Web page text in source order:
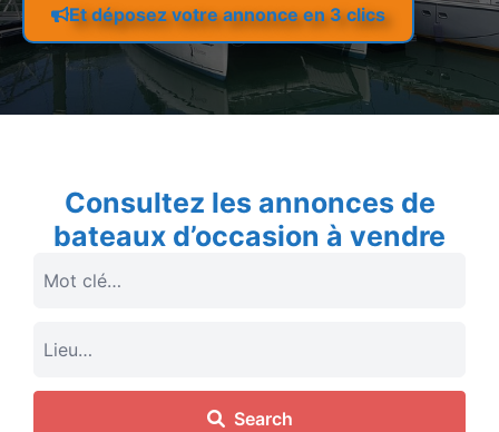
Et déposez votre annonce en 3 clics
Consultez les annonces de
bateaux d’occasion à vendre
Search